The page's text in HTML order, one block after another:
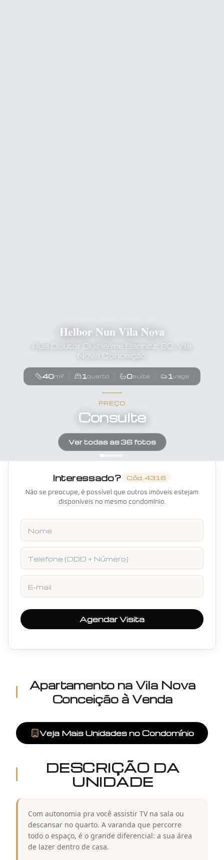
Helbor Nun Vila Nova
Rua Doutor Guilherme Bannitz, 60, Vila
Nova Conceição
40m² 1quarto 0suíte 1vaga
PREÇO
Consulte
Ver todas as36fotos
Apartamento na Vila Nova
Conceição à Venda
Veja Mais Unidades no Condomínio
DESCRIÇÃO DA
UNIDADE
Com autonomia pra você assistir TV na sala ou
descansar no quarto. A varanda que percorre
todo o espaço, é o grande diferencial: a sua área
de lazer dentro de casa.
Interessado? Cód. 4316
Não se preocupe, é possível que outros imóveis estejam
disponíveis no mesmo condomínio.
Nome
Telefone
E-mail
Agendar Visita